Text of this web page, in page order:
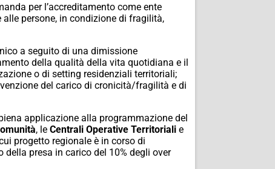
per l’accreditamento come ente
persone, in condizione di fragilità,
a seguito di una dimissione
della qualità della vita quotidiana e il
o di setting residenziali territoriali;
del carico di cronicità/fragilità e di
applicazione alla programmazione del
, le Centrali Operative Territoriali e
progetto regionale è in corso di
presa in carico del 10% degli over